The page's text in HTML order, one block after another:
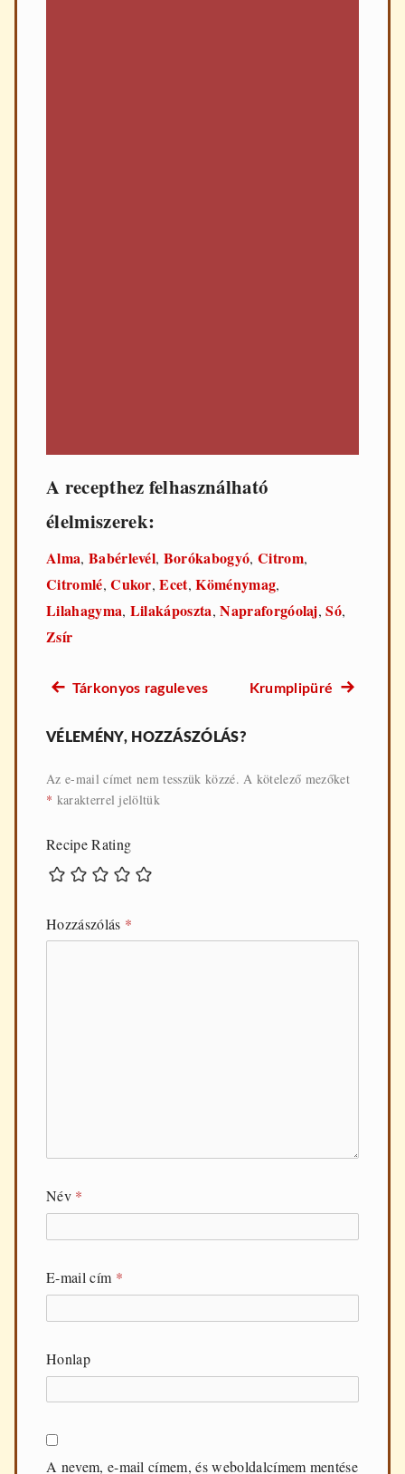
A recepthez felhasználható
élelmiszerek:
Alma, Babérlevél, Borókabogyó, Citrom,
Citromlé,Cukor,Ecet,Köménymag,
Lilahagyma, Lilakáposzta,Napraforgóolaj,Só,
Zsír
Bejegyzés
navigáció
Előző
Tárkonyos raguleves Krumplipüré
Következő
VÉLEMÉNY, HOZZÁSZÓLÁS?
Az e-mail címet nem tesszük közzé. A kötelező mezőket
* karakterrel jelöltük
Recipe Rating
Hozzászólás *
Név *
E-mail cím *
Honlap
A nevem, e-mail címem, és weboldalcímem mentése